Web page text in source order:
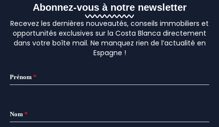
Abonnez-vous à notre newsletter
Recevez les dernières nouveautés, conseils immobiliers et
opportunités exclusives sur la Costa Blanca directement
dans votre boîte mail. Ne manquez rien de l’actualité en
Espagne !
Prénom *
Nom *